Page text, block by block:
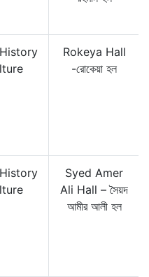
Rokeya Hall
-রোকেয়া হল
Syed Amer
Ali Hall – সৈয়দ
আমীর আলী হল